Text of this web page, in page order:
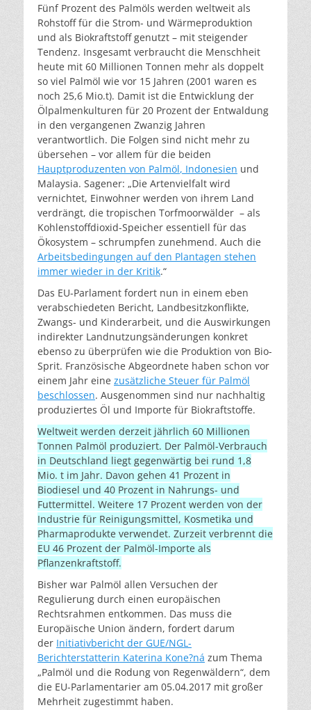
Fünf Prozent des Palmöls werden weltweit als
Rohstoff für die Strom- und Wärmeproduktion
und als Biokraftstoff genutzt – mit steigender
Tendenz. Insgesamt verbraucht die Menschheit
heute mit 60 Millionen Tonnen mehr als doppelt
so viel Palmöl wie vor 15 Jahren (2001 waren es
noch 25,6 Mio.t). Damit ist die Entwicklung der
Ölpalmenkulturen für 20 Prozent der Entwaldung
in den vergangenen Zwanzig Jahren
verantwortlich. Die Folgen sind nicht mehr zu
übersehen – vor allem für die beiden
Hauptproduzenten von Palmöl, Indonesien und
Malaysia. Sagener: „Die Artenvielfalt wird
vernichtet, Einwohner werden von ihrem Land
verdrängt, die tropischen Torfmoorwälder – als
Kohlenstoffdioxid-Speicher essentiell für das
Ökosystem – schrumpfen zunehmend. Auch die
Arbeitsbedingungen auf den Plantagen stehen
immer wieder in der Kritik.“
Das EU-Parlament fordert nun in einem eben
verabschiedeten Bericht, Landbesitzkonflikte,
Zwangs- und Kinderarbeit, und die Auswirkungen
indirekter Landnutzungsänderungen konkret
ebenso zu überprüfen wie die Produktion von Bio-
Sprit. Französische Abgeordnete haben schon vor
einem Jahr eine zusätzliche Steuer für Palmöl
beschlossen. Ausgenommen sind nur nachhaltig
produziertes Öl und Importe für Biokraftstoffe.
Weltweit werden derzeit jährlich 60 Millionen
Tonnen Palmöl produziert. Der Palmöl-Verbrauch
in Deutschland liegt gegenwärtig bei rund 1,8
Mio. t im Jahr. Davon gehen 41 Prozent in
Biodiesel und 40 Prozent in Nahrungs- und
Futtermittel. Weitere 17 Prozent werden von der
Industrie für Reinigungsmittel, Kosmetika und
Pharmaprodukte verwendet. Zurzeit verbrennt die
EU 46 Prozent der Palmöl-Importe als
Pflanzenkraftstoff.
Bisher war Palmöl allen Versuchen der
Regulierung durch einen europäischen
Rechtsrahmen entkommen. Das muss die
Europäische Union ändern, fordert darum
der Initiativbericht der GUE/NGL-
Berichterstatterin Katerina Kone?ná zum Thema
„Palmöl und die Rodung von Regenwäldern“, dem
die EU-Parlamentarier am 05.04.2017 mit großer
Mehrheit zugestimmt haben.